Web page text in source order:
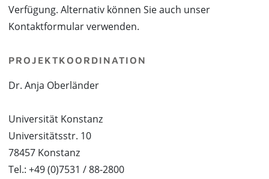
Verfügung. Alternativ können Sie auch unser
Kontaktformular verwenden.
PROJEKTKOORDINATION
Dr. Anja Oberländer
Universität Konstanz
Universitätsstr. 10
78457 Konstanz
Tel.: +49 (0)7531 / 88-2800